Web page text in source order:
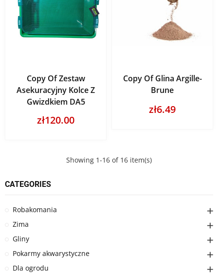
Copy Of Zestaw
Asekuracyjny Kolce Z
Gwizdkiem DA5
zł120.00
Copy Of Glina Argille-
Brune
zł6.49
Showing 1-16 of 16 item(s)
CATEGORIES
Robakomania
Zima
Gliny
Pokarmy akwarystyczne
Dla ogrodu